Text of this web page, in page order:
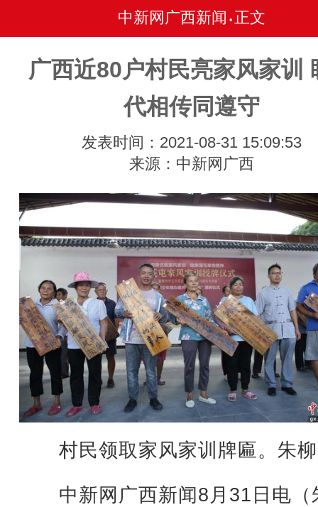
中新网广西新闻 • 正文
广西近80户村民亮家风家训
代相传同遵守
发表时间：2021-08-31 15:09:53
来源：中新网广西
村民领取家风家训牌匾。朱
中新网广西新闻8月31日电（